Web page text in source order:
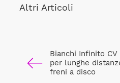
Altri Articoli
Bianchi Infinito CV
per lunghe
freni a disco